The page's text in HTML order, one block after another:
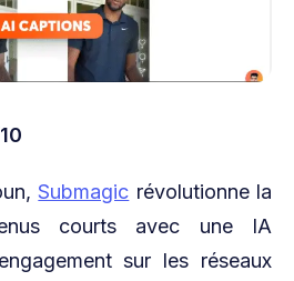
Submagic révolutionne la
courts avec une IA
sur les réseaux